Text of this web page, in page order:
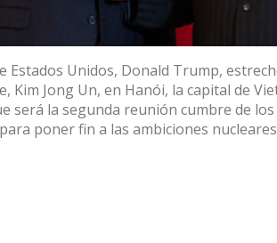
Estados Unidos, Donald Trump,
Kim Jong Un, en Hanói, la capital de
será la segunda reunión cumbre de
poner fin a las ambiciones